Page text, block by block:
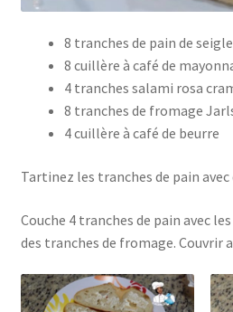
8 tranches de pain de seigle
8 cuillère à café de
4 tranches salami rosa
8 tranches de fromage
4 cuillère à café de beurre
Tartinez les tranches de pain avec
Couche 4 tranches de pain avec
des tranches de fromage. Couvrir